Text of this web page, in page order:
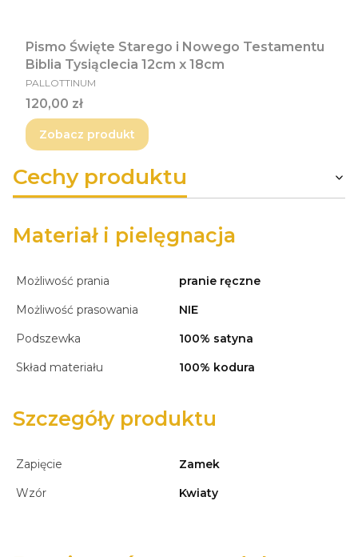
Pismo Święte Starego i Nowego Testamentu
Biblia Tysiąclecia 12cm x 18cm
PRODUCENT
PALLOTTINUM
Cena
120,00 zł
Zobacz produkt
Cechy produktu
Materiał i pielęgnacja
Możliwość prania
pranie ręczne
Możliwość prasowania
NIE
Podszewka
100% satyna
Skład materiału
100% kodura
Szczegóły produktu
Zapięcie
Zamek
Wzór
Kwiaty